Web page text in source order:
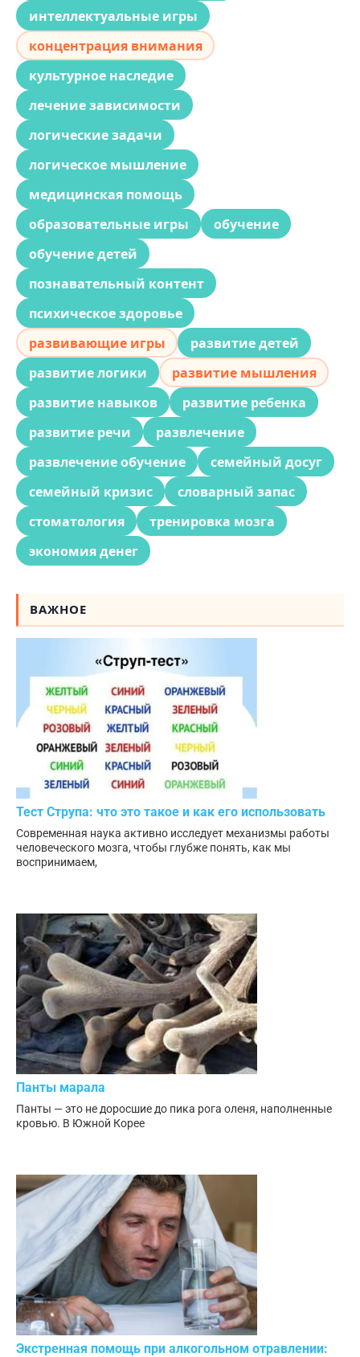
интеллектуальные игры
концентрация внимания
культурное наследие
лечение зависимости
логические задачи
логическое мышление
медицинская помощь
образовательные игры
обучение
обучение детей
познавательный контент
психическое здоровье
развивающие игры
развитие детей
развитие логики
развитие мышления
развитие навыков
развитие ребенка
развитие речи
развлечение
развлечение обучение
семейный досуг
семейный кризис
словарный запас
стоматология
тренировка мозга
экономия денег
ВАЖНОЕ
Тест Струпа: что это такое и как его использовать
Современная наука активно исследует механизмы работы
человеческого мозга, чтобы глубже понять, как мы
воспринимаем,
Панты марала
Панты — это не доросшие до пика рога оленя, наполненные
кровью. В Южной Корее
Экстренная помощь при алкогольном отравлении: